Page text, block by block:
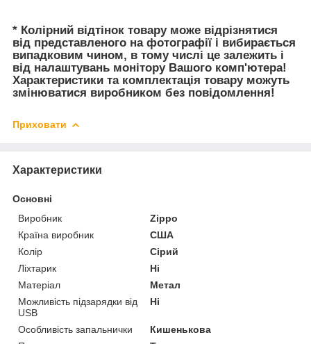
* Колірний відтінок товару може відрізнятися
від представленого на фотографії і вибирається
випадковим чином, в тому числі це залежить і
від налаштувань монітору Вашого комп'ютера!
Характеристики та комплектація товару можуть
змінюватися виробником без повідомлення!
Приховати
Характеристики
Основні
Виробник
Zippo
Країна виробник
США
Колір
Сірий
Ліхтарик
Ні
Матеріал
Метал
Можливість підзарядки від
USB
Ні
Особливість запальнички
Кишенькова